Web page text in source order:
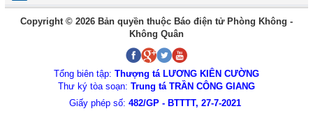
Copyright © 2026 Bản quyền thuộc Báo điện tử Phòng Không -
Không Quân
Tổng biên tập: Thượng tá LƯƠNG KIÊN CƯỜNG
Thư ký tòa soạn: Trung tá TRẦN CÔNG GIANG
Giấy phép số: 482/GP - BTTTT, 27-7-2021